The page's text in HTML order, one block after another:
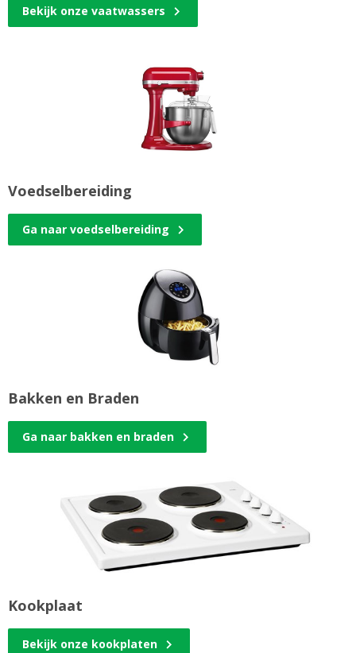
Bekijk onze vaatwassers
Voedselbereiding
Ga naar voedselbereiding
Bakken en Braden
Ga naar bakken en braden
Kookplaat
Bekijk onze kookplaten